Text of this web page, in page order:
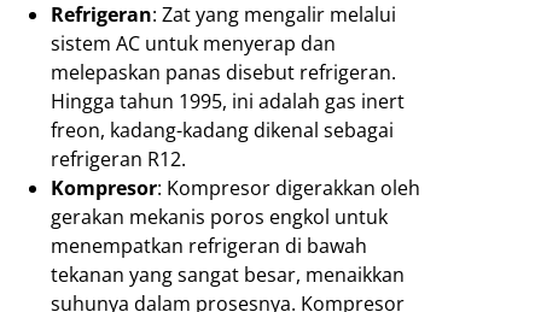
Refrigeran: Zat yang mengalir melalui
sistem AC untuk menyerap dan
melepaskan panas disebut refrigeran.
Hingga tahun 1995, ini adalah gas inert
freon, kadang-kadang dikenal sebagai
refrigeran R12.
Kompresor: Kompresor digerakkan oleh
gerakan mekanis poros engkol untuk
menempatkan refrigeran di bawah
tekanan yang sangat besar, menaikkan
suhunya dalam prosesnya. Kompresor